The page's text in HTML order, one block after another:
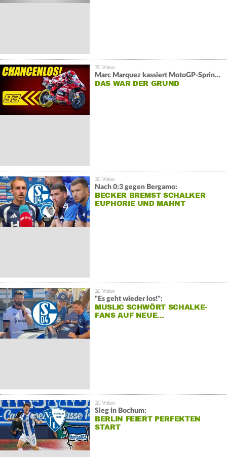
Marc Marquez kassiert MotoGP-Sprint-Schlappe:
DAS WAR DER GRUND
Nach 0:3 gegen Bergamo:
BECKER BREMST SCHALKER
EUPHORIE UND MAHNT
"Es geht wieder los!":
MUSLIC SCHWÖRT SCHALKE-
FANS AUF NEUE…
Sieg in Bochum:
BERLIN FEIERT PERFEKTEN
START